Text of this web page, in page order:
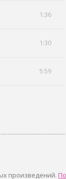
1:36
1:30
5:59
произведений.